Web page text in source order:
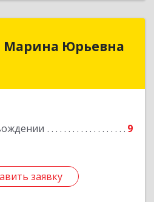
Марина Юрьевна
9
заявку
заявку